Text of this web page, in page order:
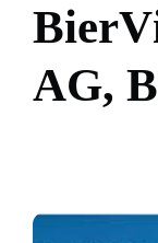
BierV
AG, B